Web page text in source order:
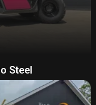
Steel